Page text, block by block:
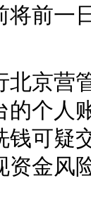
将前一
营管
的个人
钱可疑
资金风